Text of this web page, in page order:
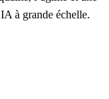
à grande échelle.